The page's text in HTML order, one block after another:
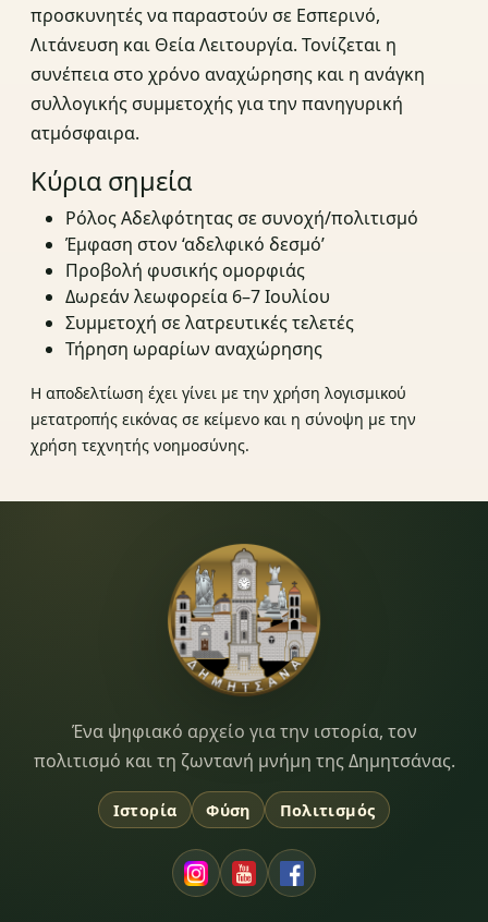
προσκυνητές να παραστούν σε Εσπερινό,
Λιτάνευση και Θεία Λειτουργία. Τονίζεται η
συνέπεια στο χρόνο αναχώρησης και η ανάγκη
συλλογικής συμμετοχής για την πανηγυρική
ατμόσφαιρα.
Κύρια σημεία
Ρόλος Αδελφότητας σε συνοχή/πολιτισμό
Έμφαση στον ‘αδελφικό δεσμό’
Προβολή φυσικής ομορφιάς
Δωρεάν λεωφορεία 6–7 Ιουλίου
Συμμετοχή σε λατρευτικές τελετές
Τήρηση ωραρίων αναχώρησης
Η αποδελτίωση έχει γίνει με την χρήση λογισμικού
μετατροπής εικόνας σε κείμενο και η σύνοψη με την
χρήση τεχνητής νοημοσύνης.
Dimitsana.gr
Ένα ψηφιακό αρχείο για την ιστορία, τον
πολιτισμό και τη ζωντανή μνήμη της Δημητσάνας.
Ιστορία Φύση Πολιτισμός